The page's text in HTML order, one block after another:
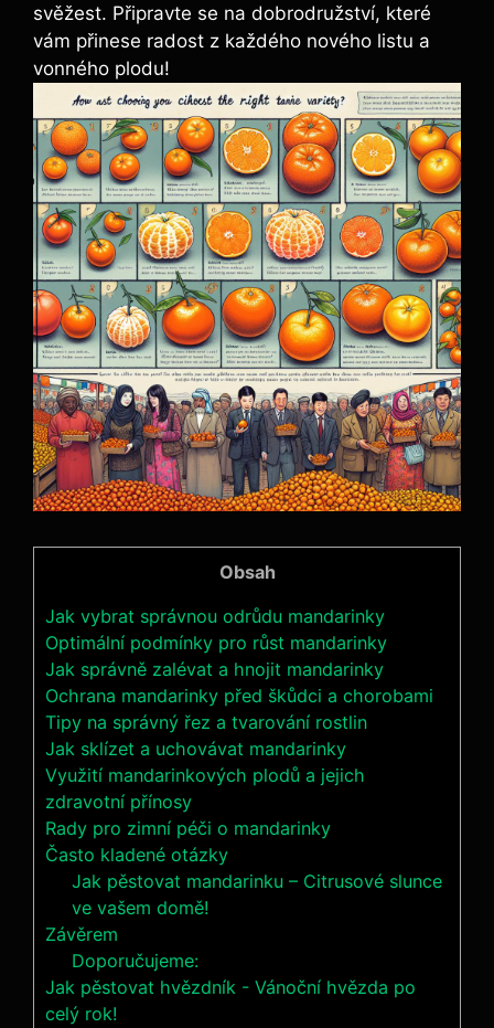
svěžest. Připravte se na dobrodružství, které
vám přinese radost z každého nového listu a
vonného plodu!
Obsah
Jak vybrat správnou odrůdu mandarinky
Optimální podmínky pro růst mandarinky
Jak správně zalévat a hnojit mandarinky
Ochrana mandarinky před škůdci a chorobami
Tipy na správný řez a tvarování rostlin
Jak sklízet a uchovávat mandarinky
Využití mandarinkových plodů a jejich
zdravotní přínosy
Rady pro zimní péči o mandarinky
Často kladené otázky
Jak pěstovat mandarinku – Citrusové slunce
ve vašem domě!
Závěrem
Doporučujeme:
Jak pěstovat hvězdník - Vánoční hvězda po
celý rok!